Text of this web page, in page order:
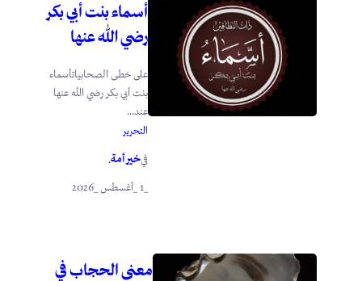
أسماء بنت أبي بكر
رضي الله عنها
على خطى الصحابياتأسماء
بنت أبي بكر رضي الله عنها
عند...
التحرير
فيخير أمة.
_1 _أغسطس _2026
معنى الحجاب في